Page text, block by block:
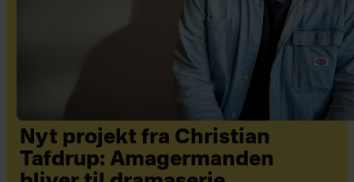
Nyt projekt fra Christian
Tafdrup: Amagermanden